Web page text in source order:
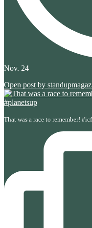
Nov. 24
Open post by
That was a race to remember!